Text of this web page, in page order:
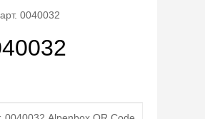
0040032